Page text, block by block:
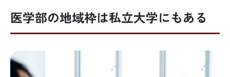
医学部の地域枠は私立大学にもある